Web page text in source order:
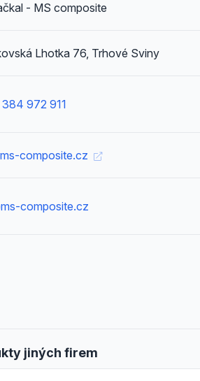
- MS composite
Lhotka 76, Trhové Sviny
972 911
composite.cz
composite.cz
jiných firem